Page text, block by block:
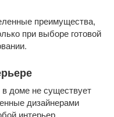
преимущества,
при выборе готовой
доме не существует
дизайнерами
интерьер.